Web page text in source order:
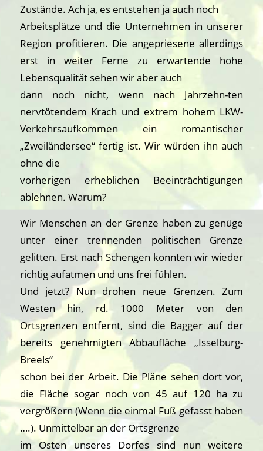
Zustände. Ach ja, es entstehen ja auch noch
Arbeitsplätze und die Unternehmen in unserer
Region profitieren. Die angepriesene allerdings
erst in weiter Ferne zu erwartende hohe
Lebensqualität sehen wir aber auch
dann noch nicht, wenn nach Jahrzehn-ten
nervtötendem Krach und extrem hohem LKW-
Verkehrsaufkommen ein romantischer
„Zweiländersee“ fertig ist. Wir würden ihn auch
ohne die
vorherigen erheblichen Beeinträchtigungen
ablehnen. Warum?
Wir Menschen an der Grenze haben zu genüge
unter einer trennenden politischen Grenze
gelitten. Erst nach Schengen konnten wir wieder
richtig aufatmen und uns frei fühlen.
Und jetzt? Nun drohen neue Grenzen. Zum
Westen hin, rd. 1000 Meter von den
Ortsgrenzen entfernt, sind die Bagger auf der
bereits genehmigten Abbaufläche „Isselburg-
Breels“
schon bei der Arbeit. Die Pläne sehen dort vor,
die Fläche sogar noch von 45 auf 120 ha zu
vergrößern (Wenn die einmal Fuß gefasst haben
….). Unmittelbar an der Ortsgrenze
im Osten unseres Dorfes sind nun weitere